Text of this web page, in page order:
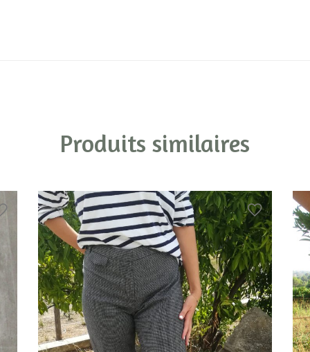
Produits similaires